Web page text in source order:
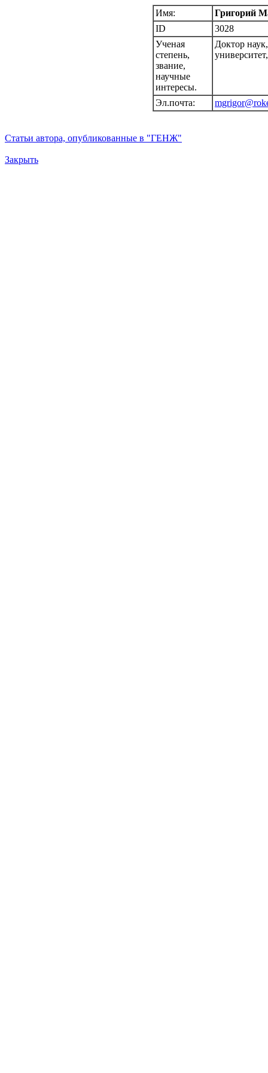
Имя:
Григорий
ID
3028
Ученая
степень,
звание,
научные
интересы.
Доктор
Эл.почта:
Статьи автора, опубликованные в "ГЕНЖ"
Закрыть